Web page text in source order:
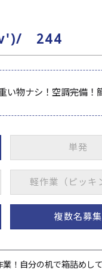
'v')/ 244
い物ナシ！空調完備！
単発
軽作業（ピッキ
複数名募集
自分の机で箱詰めし